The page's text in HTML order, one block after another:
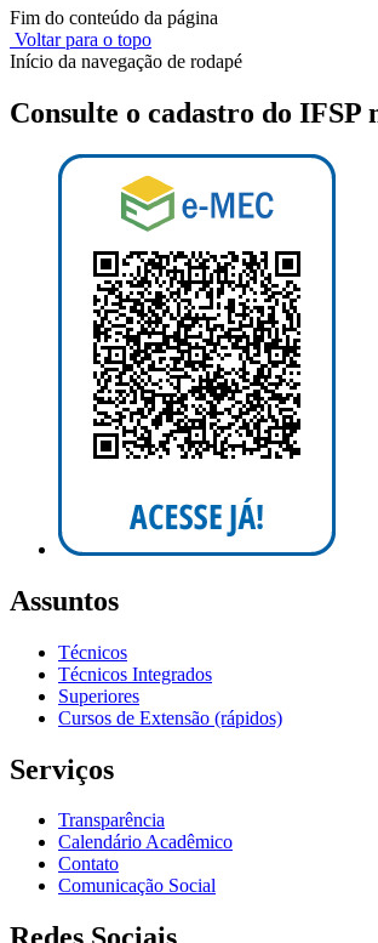
Fim do conteúdo da página
Voltar para o topo
Início da navegação de rodapé
Consulte o cadastro do IFSP
Assuntos
Técnicos
Técnicos Integrados
Superiores
Cursos de Extensão (rápidos)
Serviços
Transparência
Calendário Acadêmico
Contato
Comunicação Social